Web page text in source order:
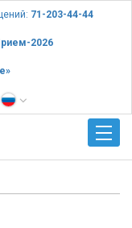
71-203-44-44
2026